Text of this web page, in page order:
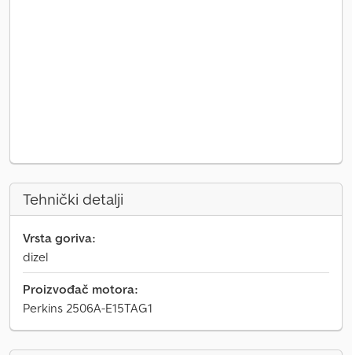
Tehnički detalji
Vrsta goriva:
dizel
Proizvođač motora:
Perkins 2506A-E15TAG1